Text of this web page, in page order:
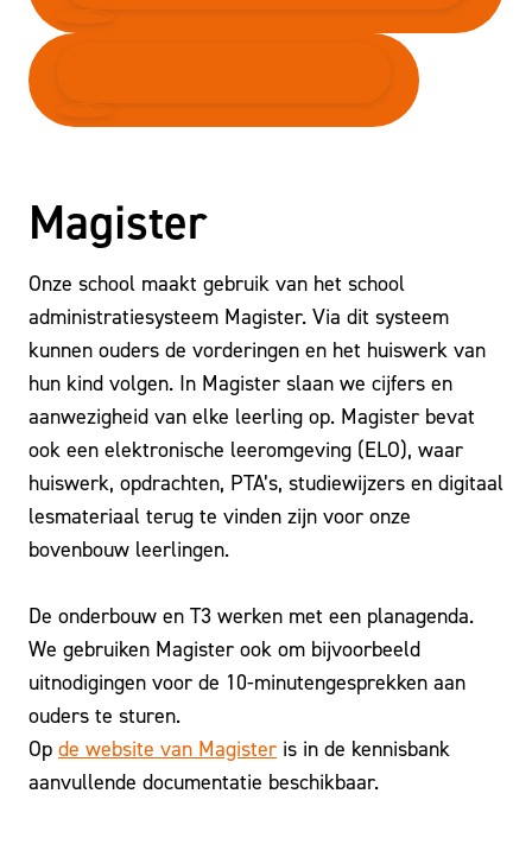
Magister
Onze school maakt gebruik van het school
administratiesysteem Magister. Via dit systeem
kunnen ouders de vorderingen en het huiswerk van
hun kind volgen. In Magister slaan we cijfers en
aanwezigheid van elke leerling op. Magister bevat
ook een elektronische leeromgeving (ELO), waar
huiswerk, opdrachten, PTA’s, studiewijzers en digitaal
lesmateriaal terug te vinden zijn voor onze
bovenbouw leerlingen.
De onderbouw en T3 werken met een planagenda.
We gebruiken Magister ook om bijvoorbeeld
uitnodigingen voor de 10-minutengesprekken aan
ouders te sturen.
Op de website van Magister is in de kennisbank
aanvullende documentatie beschikbaar.